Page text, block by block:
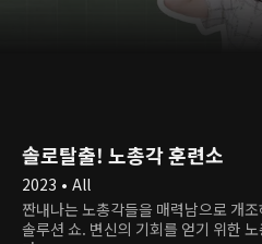
솔로탈출! 노총각 훈련소
2023 • All
짠내나는 노총각들을 매력남으로 개
솔루션 쇼. 변신의 기회를 얻기 위한